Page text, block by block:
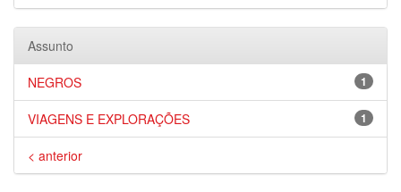
Assunto
1
NEGROS
1
VIAGENS E EXPLORAÇÕES
< anterior